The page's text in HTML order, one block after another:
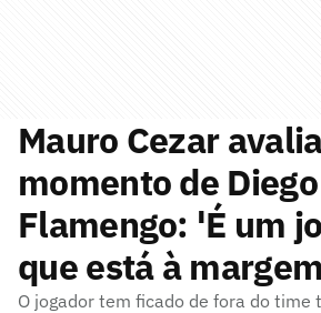
Mauro Cezar
momento de
Flamengo: 'É um
que está à
O jogador tem ficado de fora do